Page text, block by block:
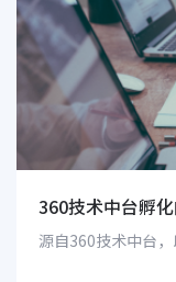
360技术中台孵
源自360技术中台